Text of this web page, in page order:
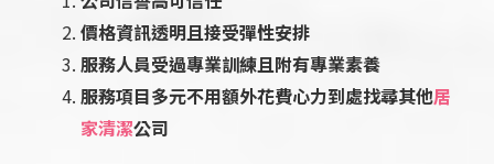
價格資訊透明且接受彈性安排
服務人員受過專業訓練且附有專業素養
服務項目多元不用額外花費心力到處找尋其他居
家清潔公司